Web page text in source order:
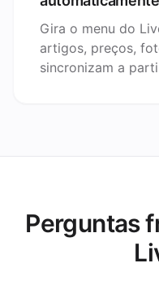
Gira o menu do
artigos, preços,
sincronizam a
Perguntas